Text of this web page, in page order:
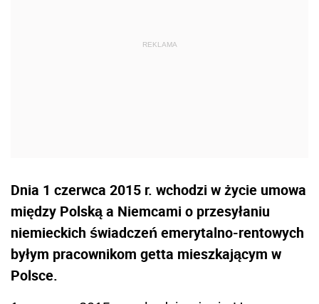
Dnia 1 czerwca 2015 r. wchodzi w życie umowa
między Polską a Niemcami o przesyłaniu
niemieckich świadczeń emerytalno-rentowych
byłym pracownikom getta mieszkającym w
Polsce.